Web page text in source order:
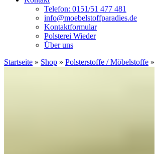
Telefon: 0151/51 477 481
info@moebelstoffparadies.de
Kontaktformular
Polsterei Wieder
Über uns
Startseite » Shop » Polsterstoffe / Möbelstoffe »